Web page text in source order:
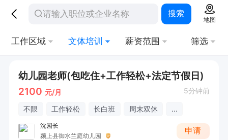
搜索
地图
工作区域 文体培训 薪资范围 筛选
幼儿园老师(包吃住+工作轻松+法定节假日)
2100 元/月 5分钟前
不限 工作轻松 长白班 周末双休 ...
沈园长
颍上县御水兰庭幼儿园
申请